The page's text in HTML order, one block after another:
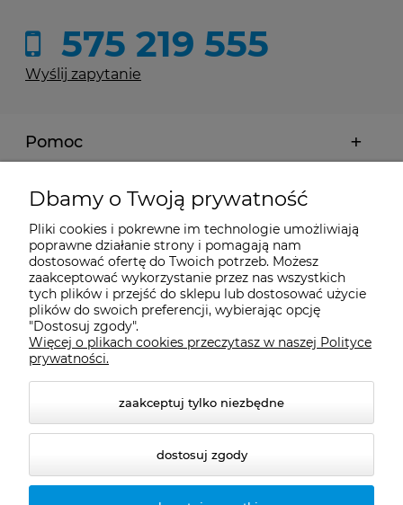
575 219 555
Wyślij zapytanie
Pomoc
Moje konto
Płatności i dostawa
Informacje
O nas
Dbamy o Twoją prywatność
Pliki cookies i pokrewne im technologie umożliwiają
poprawne działanie strony i pomagają nam
dostosować ofertę do Twoich potrzeb. Możesz
zaakceptować wykorzystanie przez nas wszystkich
tych plików i przejść do sklepu lub dostosować użycie
plików do swoich preferencji, wybierając opcję
"Dostosuj zgody".
Więcej o plikach cookies przeczytasz w naszej Polityce
prywatności.
zaakceptuj tylko niezbędne
dostosuj zgody